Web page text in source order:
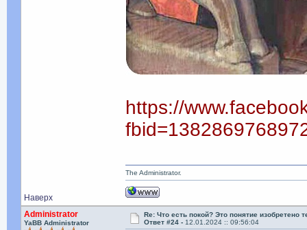
https://
Наверх
The Administrator.
Administrator
YaBB Administrator
Re: Что есть покой? Это понятие изобретено
Ответ #24 - 12.01.2024 :: 09:56:04